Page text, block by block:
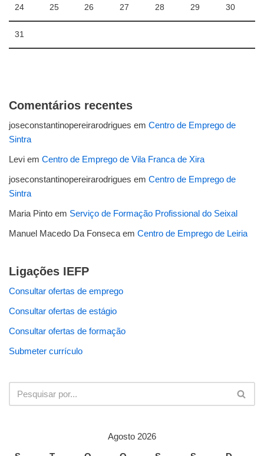
24 25 26 27 28 29 30
31
Comentários recentes
joseconstantinopereirarodrigues em Centro de Emprego de
Sintra
Levi em Centro de Emprego de Vila Franca de Xira
joseconstantinopereirarodrigues em Centro de Emprego de
Sintra
Maria Pinto em Serviço de Formação Profissional do Seixal
Manuel Macedo Da Fonseca em Centro de Emprego de Leiria
Ligações IEFP
Consultar ofertas de emprego
Consultar ofertas de estágio
Consultar ofertas de formação
Submeter currículo
Agosto 2026